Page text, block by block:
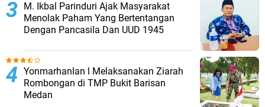
M. Ikbal Parinduri Ajak Masyarakat
Menolak Paham Yang Bertentangan
Dengan Pancasila Dan UUD 1945
Yonmarhanlan l Melaksanakan Ziarah
Rombongan di TMP Bukit Barisan
Medan